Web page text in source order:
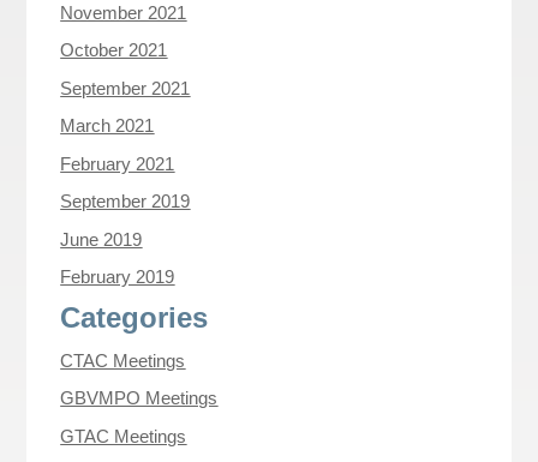
November 2021
October 2021
September 2021
March 2021
February 2021
September 2019
June 2019
February 2019
Categories
CTAC Meetings
GBVMPO Meetings
GTAC Meetings